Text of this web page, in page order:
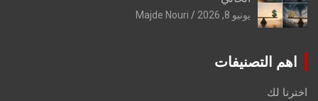
يونيو 8, 2026 Majde Nouri
اهم التصنيفات
اخترنا لك